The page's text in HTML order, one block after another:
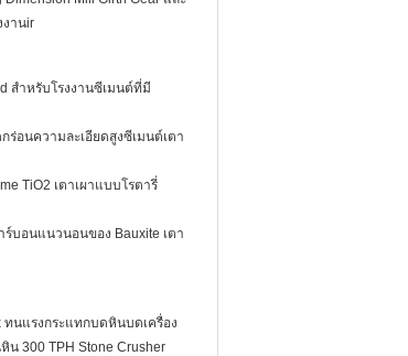
งานir
สำหรับโรงงานซีเมนต์ที่มี
ร่อนความละเอียดสูงซีเมนต์เตา
TiO2 เตาเผาแบบโรตารี่
ร์บอนแนวนอนของ Bauxite เตา
ทนแรงกระแทกบดหินบดเครื่อง
น 300 TPH Stone Crusher